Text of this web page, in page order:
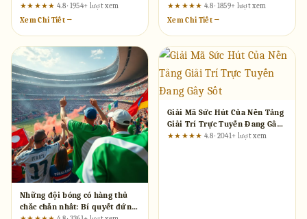
Và Cơ Hội Cá Cược Từ Luật
Chơi Đến Xác Suất
★★★★★ 4.8 · 1954+ lượt xem
Xem Chi Tiết →
★★★★★ 4.8 · 1859+ lượt xem
Xem Chi Tiết →
Những đội bóng có hàng thủ
chắc chắn nhất: Bí quyết đứng
Giải Mã Sức Hút Của Nền Tảng
Giải Trí Trực Tuyến Đang Gây
Sốt
★★★★★ 4.8 · 2041+ lượt xem